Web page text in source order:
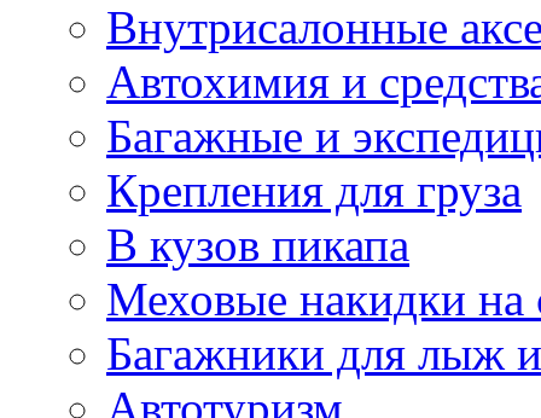
Внутрисалонные
Автохимия и
Багажные и
Крепления для груза
В кузов пикапа
Меховые накидки на
Багажники для лыж